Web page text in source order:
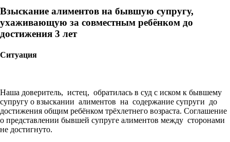
Взыскание алиментов на бывшую супругу,
ухаживающую за совместным ребёнком до
достижения 3 лет
Ситуация
Наша доверитель, истец, обратилась в суд с иском к бывшему
супругу о взыскании алиментов на содержание супруги до
достижения общим ребёнком трёхлетнего возраста. Соглашение
о представлении бывшей супруге алиментов между сторонами
не достигнуто.